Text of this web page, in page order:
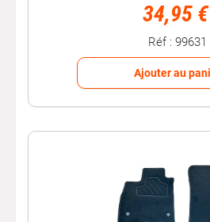
34,95 €
Réf : 99631
Ajouter au